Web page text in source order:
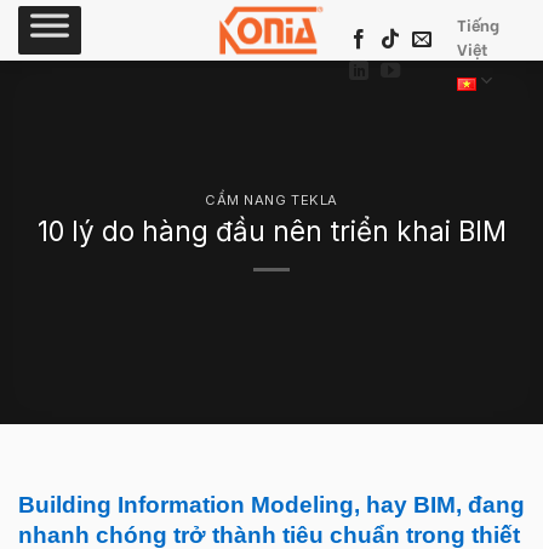
Skip
Tiếng
Việt
CẨM NANG TEKLA
10 lý do hàng đầu nên triển khai BIM
Building Information Modeling, hay BIM, đang
nhanh chóng trở thành tiêu chuẩn trong thiết